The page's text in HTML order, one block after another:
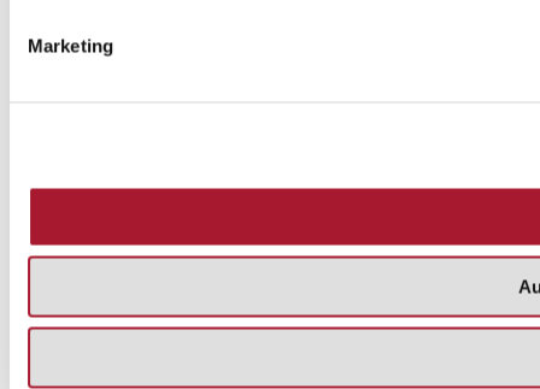
Marketing